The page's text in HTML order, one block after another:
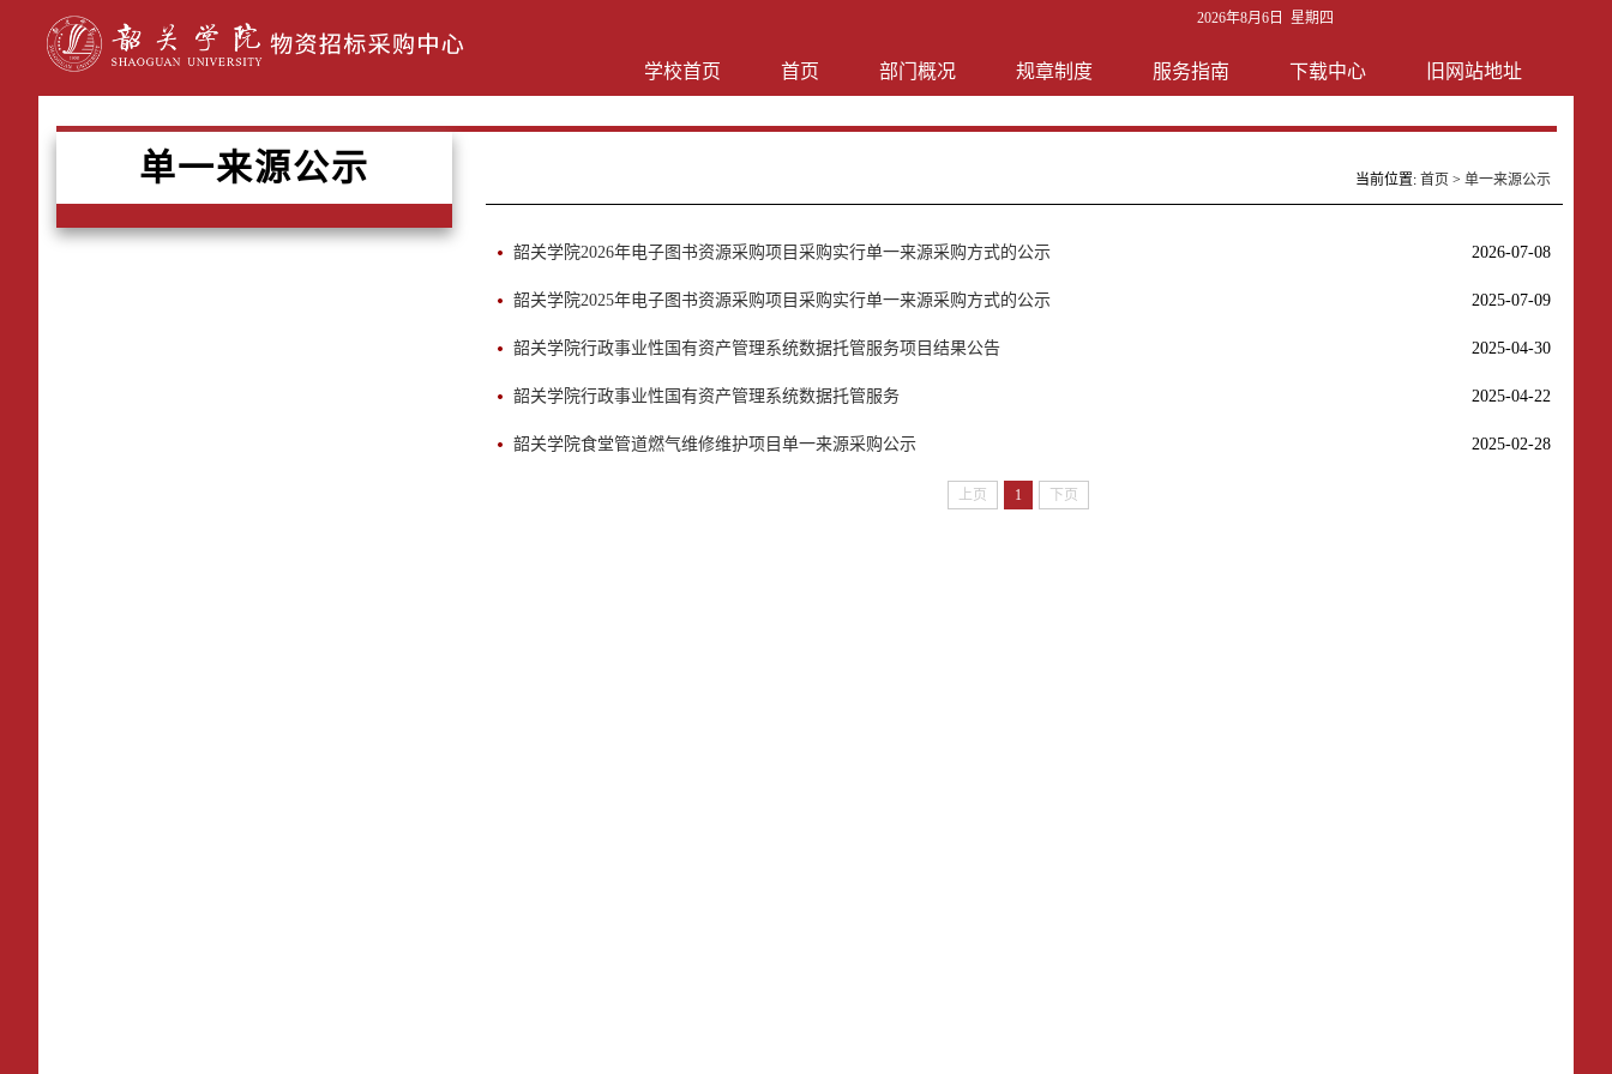
2026年8月6日 星期四
学校首页 首页 部门概况 规章制度 服务指南 下载中心 旧网站地址
单一来源公示 当前位置: 首页 > 单一来源公示
韶关学院2026年电子图书资源采购项目采购实行单一来源采购方式的公示 2026-07-08
韶关学院2025年电子图书资源采购项目采购实行单一来源采购方式的公示 2025-07-09
韶关学院行政事业性国有资产管理系统数据托管服务项目结果公告 2025-04-30
韶关学院行政事业性国有资产管理系统数据托管服务 2025-04-22
韶关学院食堂管道燃气维修维护项目单一来源采购公示 2025-02-28
上页 1 下页